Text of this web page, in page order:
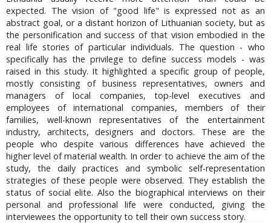
expected. The vision of "good life" is expressed not as an
abstract goal, or a distant horizon of Lithuanian society, but as
the personification and success of that vision embodied in the
real life stories of particular individuals. The question - who
specifically has the privilege to define success models - was
raised in this study. It highlighted a specific group of people,
mostly consisting of business representatives, owners and
managers of local companies, top-level executives and
employees of international companies, members of their
families, well-known representatives of the entertainment
industry, architects, designers and doctors. These are the
people who despite various differences have achieved the
higher level of material wealth. In order to achieve the aim of the
study, the daily practices and symbolic self-representation
strategies of these people were observed. They establish the
status of social elite. Also the biographical interviews on their
personal and professional life were conducted, giving the
interviewees the opportunity to tell their own success story.